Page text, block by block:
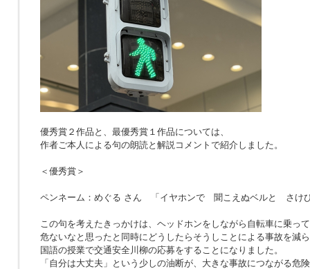
優秀賞２作品と、最優秀賞１作品については、
作者ご本人による句の朗読と解説コメントで紹介しました。
＜優秀賞＞
ペンネーム：めぐる さん 「イヤホンで 聞こえぬベルと さけ
この句を考えたきっかけは、ヘッドホンをしながら自転車に乗っ
危ないなと思ったと同時にどうしたらそうしことによる事故を減
国語の授業で交通安全川柳の応募をすることになりました。
「自分は大丈夫」という少しの油断が、大きな事故につながる危